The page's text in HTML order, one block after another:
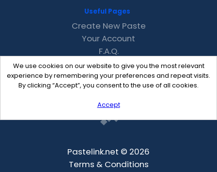
We use cookies on our website to give you the most relevant
experience by remembering your preferences and repeat visits.
By clicking “Accept”, you consent to the use of all cookies.
Accept
Useful Pages
Create New Paste
Your Account
F.A.Q.
Recent
Contact
Pastelink.net © 2026
Terms & Conditions